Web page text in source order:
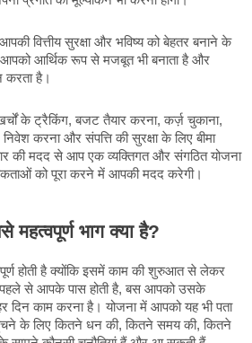
वित्तीय सुरक्षा और भविष्य को बेहतर बनाने के
आर्थिक रूप से मजबूत भी बनाता है और
करता है।
के ट्रैकिंग, बजट तैयार करना, कर्ज़ चुकाना,
करना और संपत्ति की सुरक्षा के लिए बीमा
की मदद से आप एक व्यक्तिगत और संगठित योजना
को पूरा करने में आपकी मदद करेगी।
महत्वपूर्ण भाग क्या है?
होती है क्योंकि इसमें काम की शुरुआत से लेकर
पहले से आपके पास होती है, बस आपको उसके
दिन काम करना है। योजना में आपको यह भी पता
के लिए कितने धन की, कितने समय की, कितने